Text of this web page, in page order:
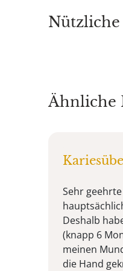
Ähnliche
Sehr
Deshalb
(knapp 6
meinen
die Hand